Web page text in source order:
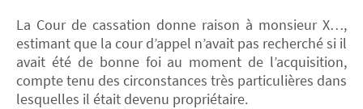
La Cour de cassation donne raison à monsieur X…,
estimant que la cour d’appel n’avait pas recherché si il
avait été de bonne foi au moment de l’acquisition,
compte tenu des circonstances très particulières dans
lesquelles il était devenu propriétaire.